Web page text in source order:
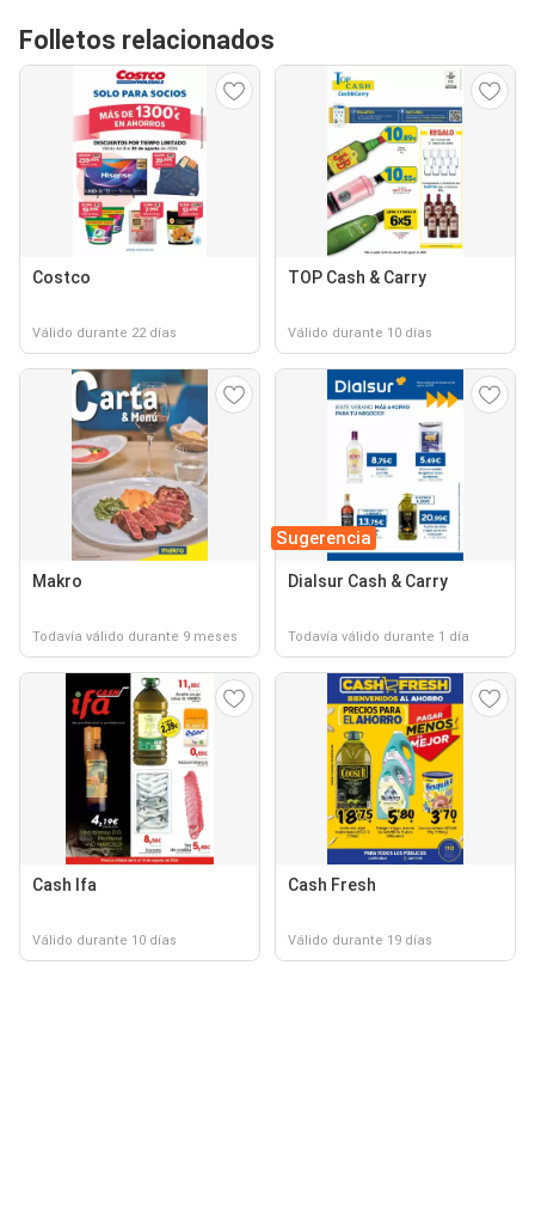
Folletos relacionados
Costco
Válido durante 22 días
TOP Cash & Carry
Válido durante 10 días
Makro
Todavía válido durante 9 meses
Sugerencia
Dialsur Cash & Carry
Todavía válido durante 1 día
Cash Ifa
Válido durante 10 días
Cash Fresh
Válido durante 19 días